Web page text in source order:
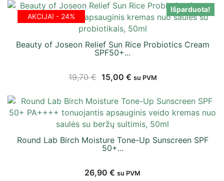
Išparduota!
AKCIJA! - 24%
Beauty of Joseon Relief Sun Rice Probiotics Cream
SPF50+...
19,70€ 15,00 € su PVM
Round Lab Birch Moisture Tone-Up Sunscreen SPF
50+...
26,90 € su PVM